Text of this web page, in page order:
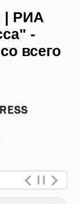
| РИА
-
всего